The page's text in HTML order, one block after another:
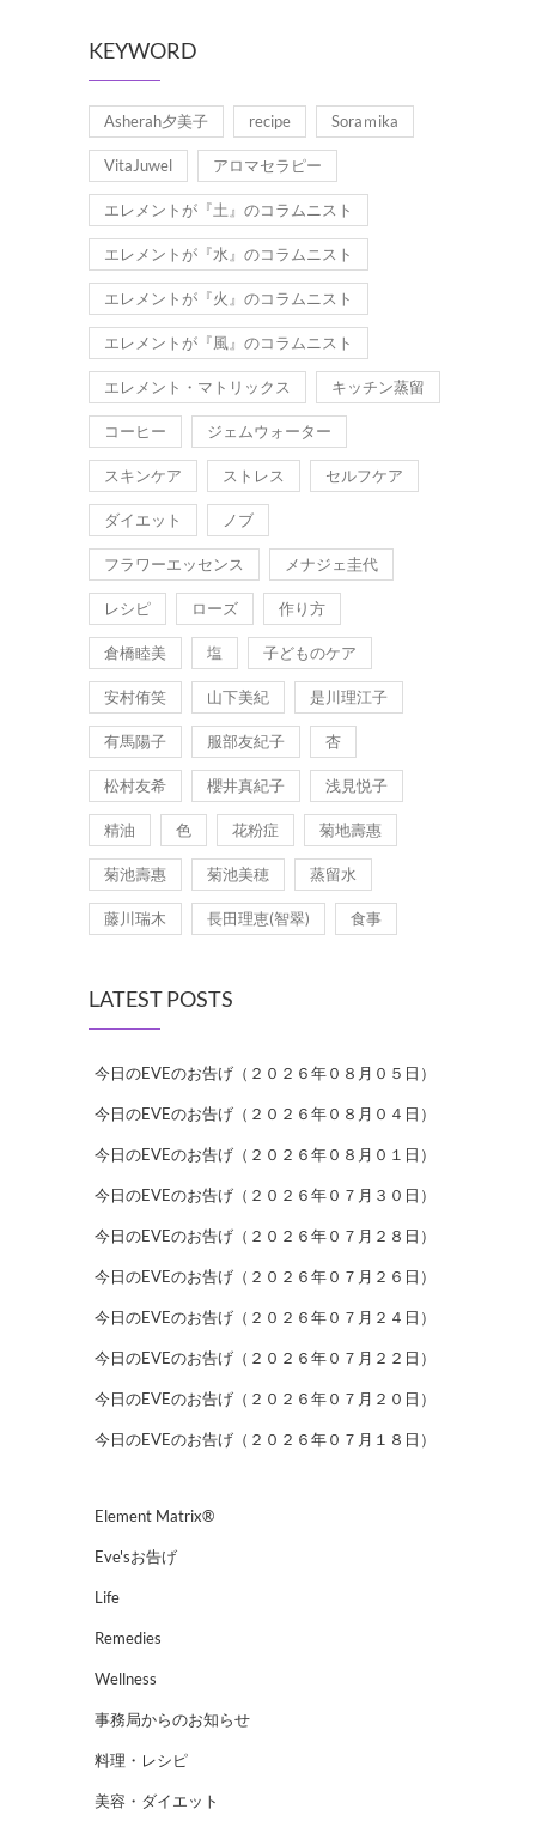
KEYWORD
Asherah夕美子 recipe Soraｍika
VitaJuwel アロマセラピー
エレメントが『土』のコラムニスト
エレメントが『水』のコラムニスト
エレメントが『火』のコラムニスト
エレメントが『風』のコラムニスト
エレメント・マトリックス キッチン蒸留
コーヒー ジェムウォーター
スキンケア ストレス セルフケア
ダイエット ノブ
フラワーエッセンス メナジェ圭代
レシピ ローズ 作り方
倉橋睦美 塩 子どものケア
安村侑笑 山下美紀 是川理江子
有馬陽子 服部友紀子 杏
松村友希 櫻井真紀子 浅見悦子
精油 色 花粉症 菊地壽惠
菊池壽惠 菊池美穂 蒸留水
藤川瑞木 長田理恵(智翠) 食事
LATEST POSTS
今日のEVEのお告げ（２０２６年０８月０５日）
今日のEVEのお告げ（２０２６年０８月０４日）
今日のEVEのお告げ（２０２６年０８月０１日）
今日のEVEのお告げ（２０２６年０７月３０日）
今日のEVEのお告げ（２０２６年０７月２８日）
今日のEVEのお告げ（２０２６年０７月２６日）
今日のEVEのお告げ（２０２６年０７月２４日）
今日のEVEのお告げ（２０２６年０７月２２日）
今日のEVEのお告げ（２０２６年０７月２０日）
今日のEVEのお告げ（２０２６年０７月１８日）
Element Matrix®
Eve'sお告げ
Life
Remedies
Wellness
事務局からのお知らせ
料理・レシピ
美容・ダイエット